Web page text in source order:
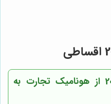
آیا خرید اقساطی پژو 207 از هونامیک تجارت به